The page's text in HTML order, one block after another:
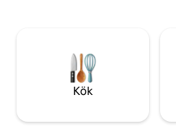
Rochefoucauld och Verteuil-sur-
Charente ligger också bara en kort
bilresa bort."
Kök